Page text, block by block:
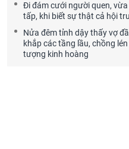
Đi đám cưới người quen,
tấp, khi biết sự thật cả hội
Nửa đêm tỉnh dậy thấy vợ
khắp các tầng lầu, chồng
tượng kinh hoàng